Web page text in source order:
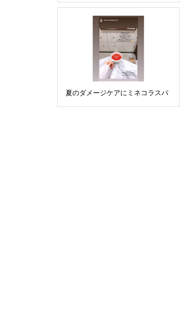
夏のダメージケアにミネコラスパ